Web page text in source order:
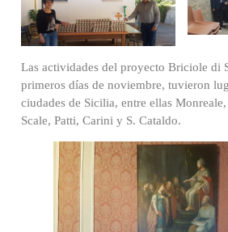
Las actividades del proyecto Briciole di
primeros días de noviembre, tuvieron
ciudades de Sicilia, entre ellas
Scale, Patti, Carini y S. Cataldo.